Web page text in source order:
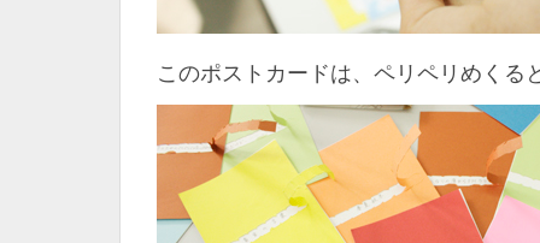
このポストカードは、ペリペリめくる